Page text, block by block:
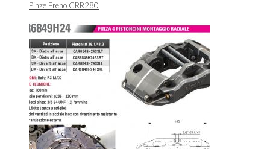
Pinze Freno CRR280